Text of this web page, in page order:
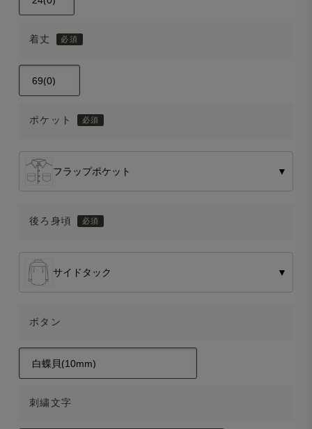
着丈
ポケット
フラップポケット ▼
後ろ身頃
サイドタック ▼
ボタン
刺繍文字